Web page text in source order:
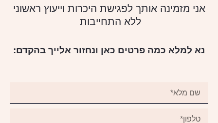
אני מזמינה אותך לפגישת היכרות וייעוץ ראשוני
ללא התחייבות
נא למלא כמה פרטים כאן ונחזור אלייך בהקדם: